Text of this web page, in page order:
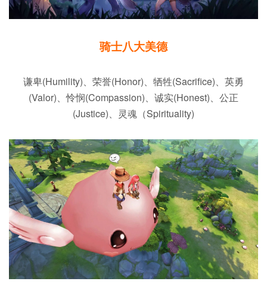
骑士八大美德
谦卑(Humility)、荣誉(Honor)、牺牲(Sacrifice)、英勇
(Valor)、怜悯(Compassion)、诚实(Honest)、公正
(Justice)、灵魂（Spirituality)